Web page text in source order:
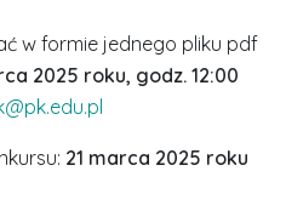
w formie jednego pliku pdf
2025 roku, godz. 12:00
21 marca 2025 roku